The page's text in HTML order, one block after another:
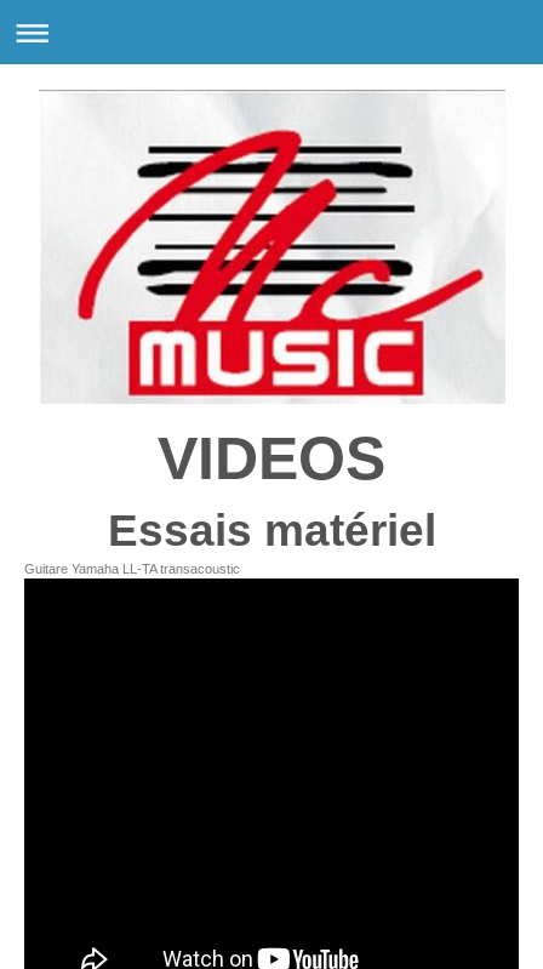
VIDEOS
Essais matériel
Guitare Yamaha LL-TA transacoustic